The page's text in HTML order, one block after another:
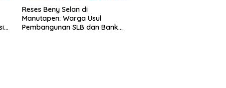
Reses Beny Selan di
Manutapen: Warga Usul
Pembangunan SLB dan Bank